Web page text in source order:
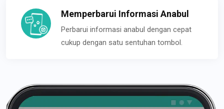
Memperbarui Informasi Anabul
Perbarui informasi anabul dengan cepat
cukup dengan satu sentuhan tombol.